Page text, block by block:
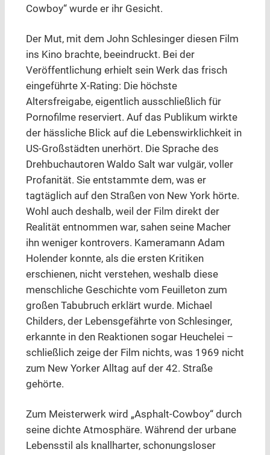
Cowboy“ wurde er ihr Gesicht.
Der Mut, mit dem John Schlesinger diesen Film
ins Kino brachte, beeindruckt. Bei der
Veröffentlichung erhielt sein Werk das frisch
eingeführte X-Rating: Die höchste
Altersfreigabe, eigentlich ausschließlich für
Pornofilme reserviert. Auf das Publikum wirkte
der hässliche Blick auf die Lebenswirklichkeit in
US-Großstädten unerhört. Die Sprache des
Drehbuchautoren Waldo Salt war vulgär, voller
Profanität. Sie entstammte dem, was er
tagtäglich auf den Straßen von New York hörte.
Wohl auch deshalb, weil der Film direkt der
Realität entnommen war, sahen seine Macher
ihn weniger kontrovers. Kameramann Adam
Holender konnte, als die ersten Kritiken
erschienen, nicht verstehen, weshalb diese
menschliche Geschichte vom Feuilleton zum
großen Tabubruch erklärt wurde. Michael
Childers, der Lebensgefährte von Schlesinger,
erkannte in den Reaktionen sogar Heuchelei –
schließlich zeige der Film nichts, was 1969 nicht
zum New Yorker Alltag auf der 42. Straße
gehörte.
Zum Meisterwerk wird „Asphalt-Cowboy“ durch
seine dichte Atmosphäre. Während der urbane
Lebensstil als knallharter, schonungsloser